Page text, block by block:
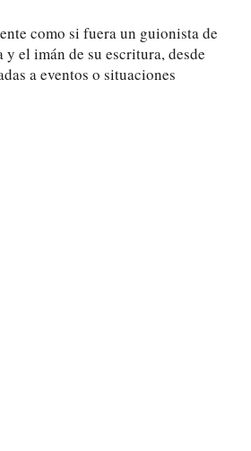
como si fuera un guionista de
el imán de su escritura, desde
a eventos o situaciones